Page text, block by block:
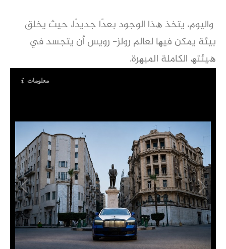
واﻟﯿﻮم، ﯾﺘﺨﺬ ھﺬا اﻟﻮﺟﻮد ﺑﻌﺪًا ﺟﺪﯾﺪًا، ﺣﯿﺚ ﯾﺨﻠﻖ
ﺑﯿﺌﺔ ﯾﻤﻜﻦ ﻓﯿﮭﺎ ﻟﻌﺎﻟﻢ روﻟﺰ- روﯾﺲ أن ﯾﺘﺠﺴﺪ ﻓﻲ
ھﯿﺌﺘﮫ اﻟﻜﺎﻣﻠﺔ اﻟﻤﺒﮭﺮة.
معلومات